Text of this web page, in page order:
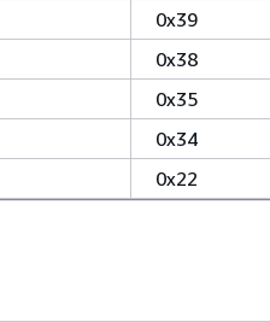
0x39
0x38
0x35
0x34
0x22